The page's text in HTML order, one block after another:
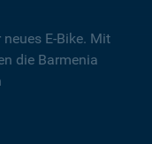
E-Bike. Mit
die Barmenia